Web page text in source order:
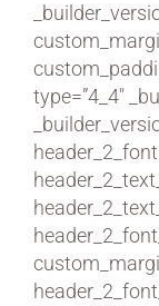
type=”4_4″